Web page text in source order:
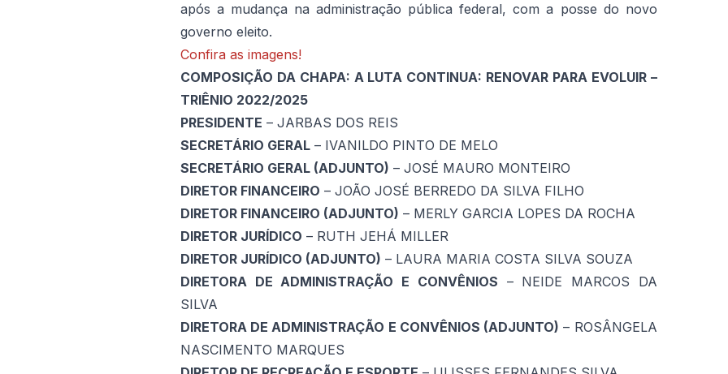
após a mudança na administração pública federal, com a posse do novo
governo eleito.
Confira as imagens!
COMPOSIÇÃO DA CHAPA: A LUTA CONTINUA: RENOVAR PARA EVOLUIR –
TRIÊNIO 2022/2025
PRESIDENTE – JARBAS DOS REIS
SECRETÁRIO GERAL – IVANILDO PINTO DE MELO
SECRETÁRIO GERAL (ADJUNTO) – JOSÉ MAURO MONTEIRO
DIRETOR FINANCEIRO – JOÃO JOSÉ BERREDO DA SILVA FILHO
DIRETOR FINANCEIRO (ADJUNTO) – MERLY GARCIA LOPES DA ROCHA
DIRETOR JURÍDICO – RUTH JEHÁ MILLER
DIRETOR JURÍDICO (ADJUNTO) – LAURA MARIA COSTA SILVA SOUZA
DIRETORA DE ADMINISTRAÇÃO E CONVÊNIOS – NEIDE MARCOS DA
SILVA
DIRETORA DE ADMINISTRAÇÃO E CONVÊNIOS (ADJUNTO) – ROSÂNGELA
NASCIMENTO MARQUES